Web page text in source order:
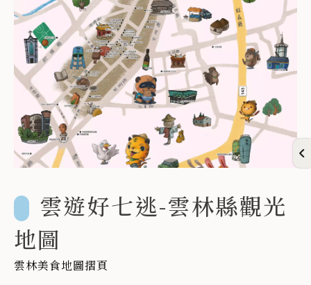
雲遊好七逃-雲林縣觀光
地圖
雲林美食地圖摺頁